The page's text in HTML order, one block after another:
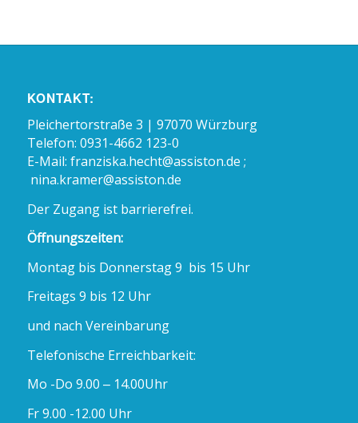
KONTAKT:
Pleichertorstraße 3 | 97070 Würzburg
Telefon: 0931-4662 123-0
E-Mail: franziska.hecht@assiston.de ;
nina.kramer@assiston.de
Der Zugang ist barrierefrei.
Öffnungszeiten:
Montag bis Donnerstag 9 bis 15 Uhr
Freitags 9 bis 12 Uhr
und nach Vereinbarung
Telefonische Erreichbarkeit:
Mo -Do 9.00 – 14.00Uhr
Fr 9.00 -12.00 Uhr